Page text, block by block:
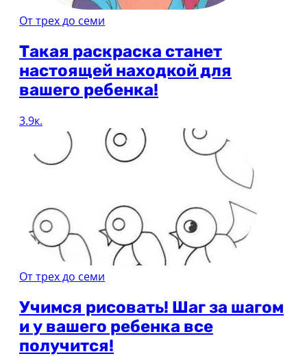
От трех до семи
Такая раскраска станет
настоящей находкой для
вашего ребенка!
3.9к.
От трех до семи
Учимся рисовать! Шаг за шагом
и у вашего ребенка все
получится!